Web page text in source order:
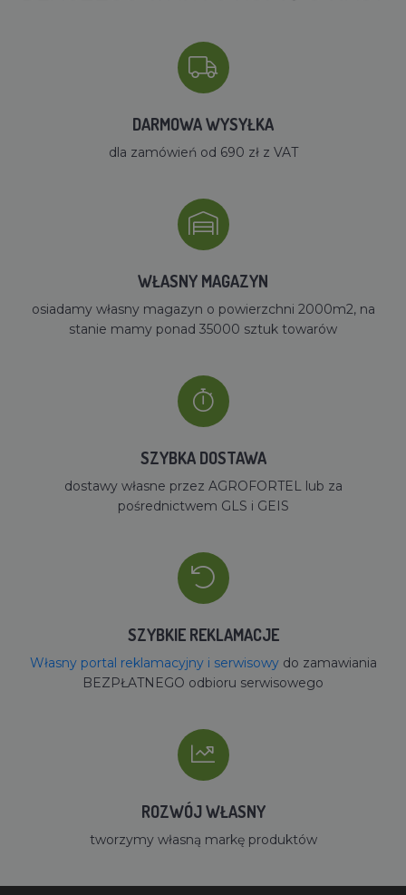
DARMOWA WYSYŁKA
dla zamówień od 690 zł z VAT
WŁASNY MAGAZYN
osiadamy własny magazyn o powierzchni 2000m2, na
stanie mamy ponad 35000 sztuk towarów
SZYBKA DOSTAWA
dostawy własne przez AGROFORTEL lub za
pośrednictwem GLS i GEIS
SZYBKIE REKLAMACJE
Własny portal reklamacyjny i serwisowydo zamawiania
BEZPŁATNEGO odbioru serwisowego
ROZWÓJ WŁASNY
tworzymy własną markę produktów